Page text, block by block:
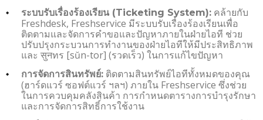
ระบบรับเรื่องร้องเรียน (Ticketing System): คล้ายกับ
Freshdesk, Freshservice มีระบบรับเรื่องร้องเรียนเพื่อ
ติดตามและจัดการคำขอและปัญหาภายในฝ่ายไอที ช่วย
ปรับปรุงกระบวนการทำงานของฝ่ายไอทีให้มีประสิทธิภาพ
และ सुनทร [sŭn-tor] (รวดเร็ว) ในการแก้ไขปัญหา
การจัดการสินทรัพย์: ติดตามสินทรัพย์ไอทีทั้งหมดของคุณ
(ฮาร์ดแวร์ ซอฟต์แวร์ ฯลฯ) ภายใน Freshservice ซึ่งช่วย
ในการควบคุมคลังสินค้า การกำหนดตารางการบำรุงรักษา
และการจัดการสิทธิ์การใช้งาน